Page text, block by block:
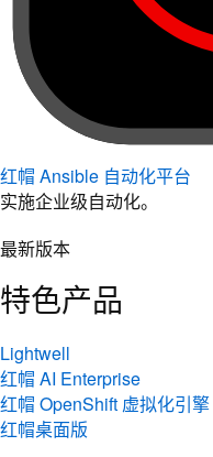
红帽 Ansible 自动化平台
实施企业级自动化。
最新版本
特色产品
Lightwell
红帽 AI Enterprise
红帽 OpenShift 虚拟化引擎
红帽桌面版